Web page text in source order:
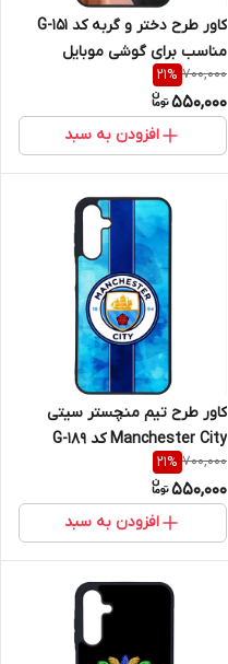
کاور طرح دختر و گربه کد G-151
مناسب برای گوشی موبایل
سامسونگ Galaxy A16 4G / A16
5G
700,000
21%
550,000
افزودن به سبد
کاور طرح تیم منچستر سیتی
Manchester City کد G-189
مناسب برای گوشی موبایل
سامسونگ Galaxy A16 4G / A16
700,000
21%
550,000
افزودن به سبد